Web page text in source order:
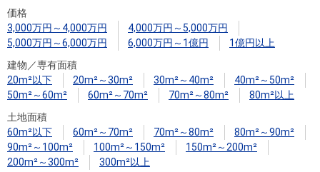
価格
3,000万円～4,000万円
4,000万円～5,000万円
5,000万円～6,000万円
6,000万円～1億円
1億円以上
建物／専有面積
20m²以下
20m²～30m² 30m²～40m²
40m²～50m²
50m²～60m²
60m²～70m² 70m²～80m²
80m²以上
土地面積
60m²以下
60m²～70m² 70m²～80m²
80m²～90m²
90m²～100m²
100m²～150m²
150m²～200m²
200m²～300m²
300m²以上